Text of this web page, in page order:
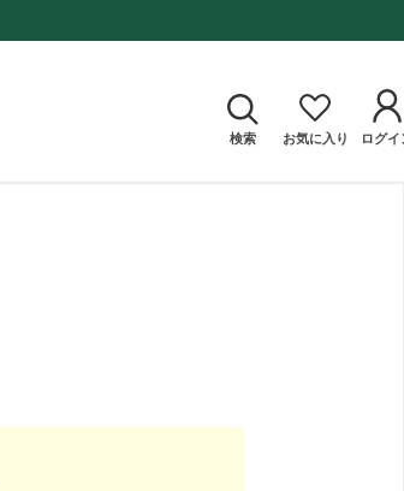
検索 お気に入り ログイ